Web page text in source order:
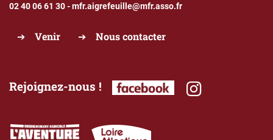
02 40 06 61 30-mfr.aigrefeuille@mfr.asso.fr
Venir Nous contacter
Rejoignez-nous !